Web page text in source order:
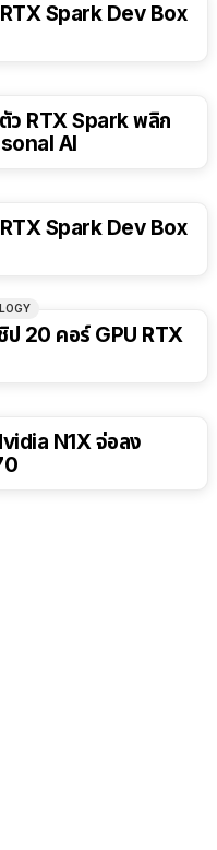
Spark Dev Box
ว RTX Spark พลิก
AI
Spark Dev Box
ป 20 คอร์ GPU RTX
N1X จ่อลง